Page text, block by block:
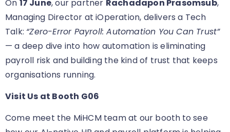
On 17 June, our partner Rachadapon Prasomsub,
Managing Director at iOperation, delivers a Tech
Talk: “Zero-Error Payroll: Automation You Can Trust”
— a deep dive into how automation is eliminating
payroll risk and building the kind of trust that keeps
organisations running.
Visit Us at Booth G06
Come meet the MiHCM team at our booth to see